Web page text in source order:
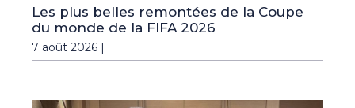
Les plus belles remontées de la Coupe
du monde de la FIFA 2026
7 août 2026 |